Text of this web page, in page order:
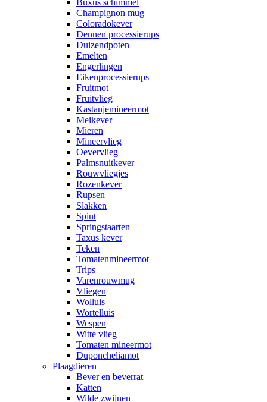
Buxus schimmel
Champignon mug
Coloradokever
Dennen processierups
Duizendpoten
Emelten
Engerlingen
Eikenprocessierups
Fruitmot
Fruitvlieg
Kastanjemineermot
Meikever
Mieren
Mineervlieg
Oevervlieg
Palmsnuitkever
Rouwvliegjes
Rozenkever
Rupsen
Slakken
Spint
Springstaarten
Taxus kever
Teken
Tomatenmineermot
Trips
Varenrouwmug
Vliegen
Wolluis
Wortelluis
Wespen
Witte vlieg
Tomaten mineermot
Duponcheliamot
Plaagdieren
Bever en beverrat
Katten
Wilde zwijnen